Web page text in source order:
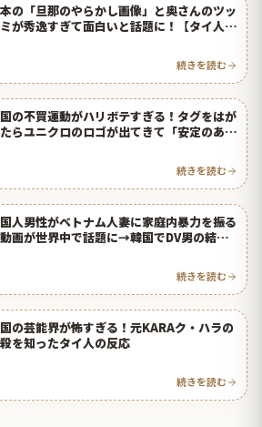
の「旦那のやらかし画像」と奥さんのツッ
が秀逸すぎて面白いと話題に！【タイ人の
続きを読む
の不買運動がハリボテすぎる！タグをはが
らユニクロのロゴが出てきて「安定のあの
続きを読む
人男性がベトナム人妻に家庭内暴力を振る
画が世界中で話題に→韓国でDV男の結婚
続きを読む
の芸能界が怖すぎる！元KARAク・ハラの
を知ったタイ人の反応
続きを読む